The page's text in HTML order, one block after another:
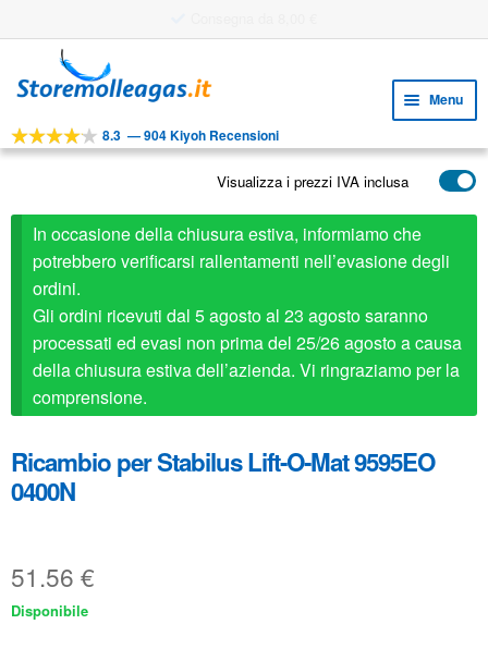
alla
al
Menu
STRUMENTI
il
menu
child
child
APPLICAZIONI
SERVIZIO CLIENTI
child
FAQ
8.3 —904 Kiyoh Recensioni
Visualizza i prezzi IVA inclusa
In occasione della chiusura estiva, informiamo che
potrebbero verificarsi rallentamenti nell’evasione degli
ordini.
Gli ordini ricevuti dal 5 agosto al 23 agosto saranno
processati ed evasi non prima del 25/26 agosto a causa
della chiusura estiva dell’azienda. Vi ringraziamo per la
comprensione.
Ricambio per Stabilus Lift-O-Mat 9595EO
0400N
51.56 €
Disponibile